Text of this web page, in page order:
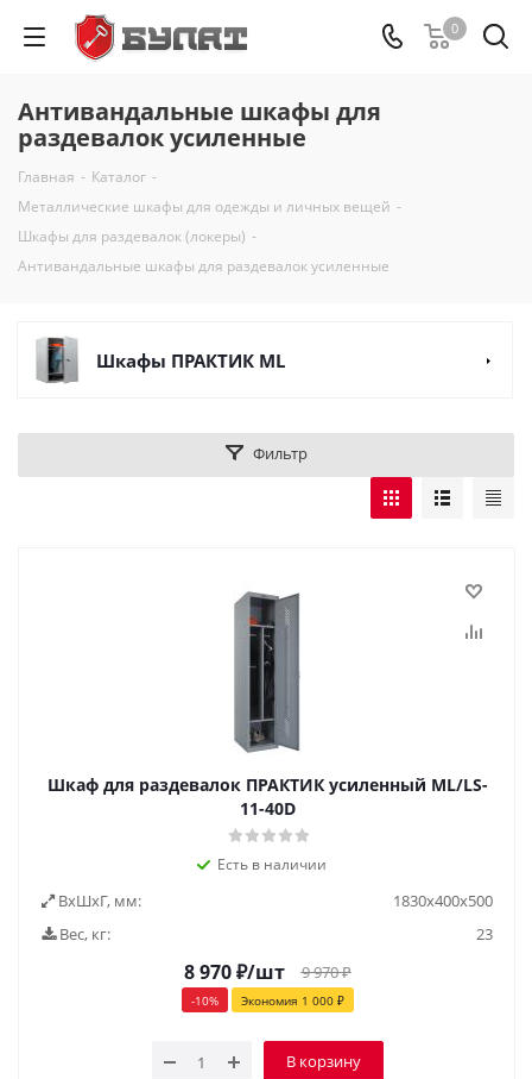
0
Антивандальные шкафы для
раздевалок усиленные
Главная - Каталог -
Металлические шкафы для одежды и личных вещей -
Шкафы для раздевалок (локеры) -
Антивандальные шкафы для раздевалок усиленные
Шкафы ПРАКТИК ML
Фильтр
Шкаф для раздевалок ПРАКТИК усиленный ML/LS-
11-40D
Есть в наличии
ВxШxГ, мм:
1830x400x500
Вес, кг:
23
8 970₽/шт 9 970₽
-10% Экономия 1 000₽
В корзину